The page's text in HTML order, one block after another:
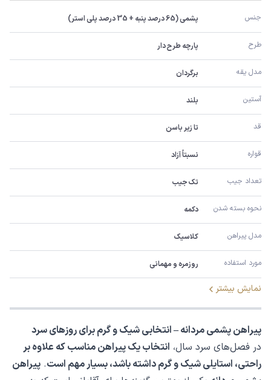
جنس پشمی (65 درصد پنبه + 35 درصد پلی استر)
طرح پارچه طرح دار
مدل یقه برگردان
آستین بلند
قد تا زیر باسن
قواره نسبتاً آزاد
تعداد جیب تک جیب
نحوه بسته شدن دکمه
مدل پیراهن کلاسیک
مورد استفاده روزمره و مهمانی
نمایش بیشتر
پیراهن پشمی مردانه – انتخابی شیک و گرم برای روزهای سرد
در فصل‌های سرد سال، انتخاب یک پیراهن مناسب که علاوه بر
راحتی، استایلی شیک و گرم داشته باشد، بسیار مهم است. پیراهن